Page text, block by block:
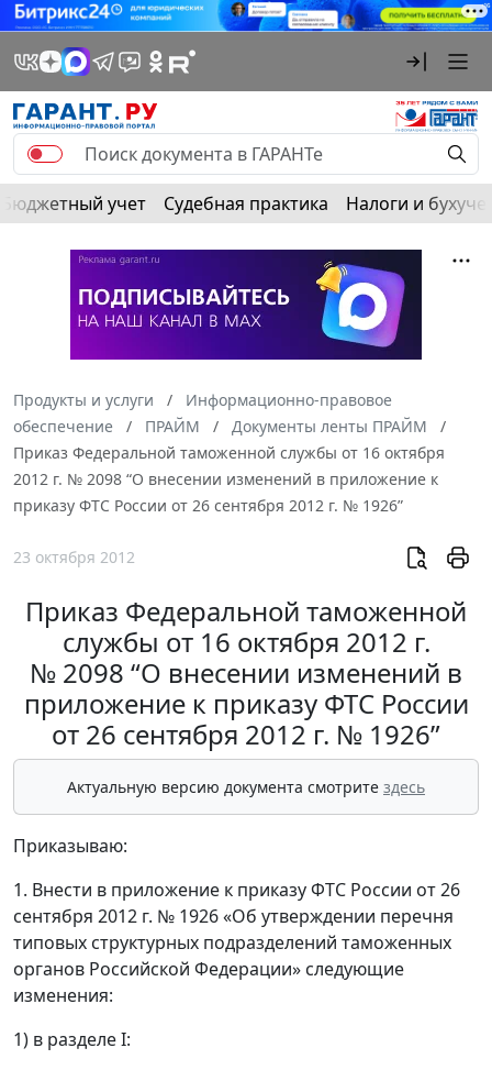
Бюджетный учет Судебная практика Налоги и
Продукты и услуги
Информационно-правовое
обеспечение
ПРАЙМ
Документы ленты ПРАЙМ
Приказ Федеральной таможенной службы от 16 октября
2012 г. № 2098 “О внесении изменений в приложение к
приказу ФТС России от 26 сентября 2012 г. № 1926”
23 октября 2012
Приказ Федеральной таможенной
службы от 16 октября 2012 г.
№ 2098 “О внесении изменений в
приложение к приказу ФТС России
от 26 сентября 2012 г. № 1926”
Актуальную версию документа смотрите здесь
Приказываю:
1. Внести в приложение к приказу ФТС России от 26
сентября 2012 г. № 1926 «Об утверждении перечня
типовых структурных подразделений таможенных
органов Российской Федерации» следующие
изменения:
1) в разделе I: